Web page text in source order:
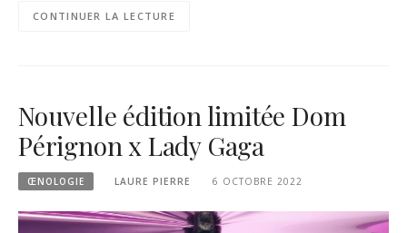
CONTINUER LA LECTURE
Nouvelle édition limitée Dom
Pérignon x Lady Gaga
ŒNOLOGIE LAURE PIERRE 6 OCTOBRE 2022